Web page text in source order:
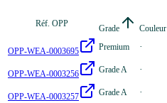
Réf. OPP Grade Couleur
OPP-WEA-0003695 Premium ·
OPP-WEA-0003256 Grade A ·
OPP-WEA-0003257 Grade A ·